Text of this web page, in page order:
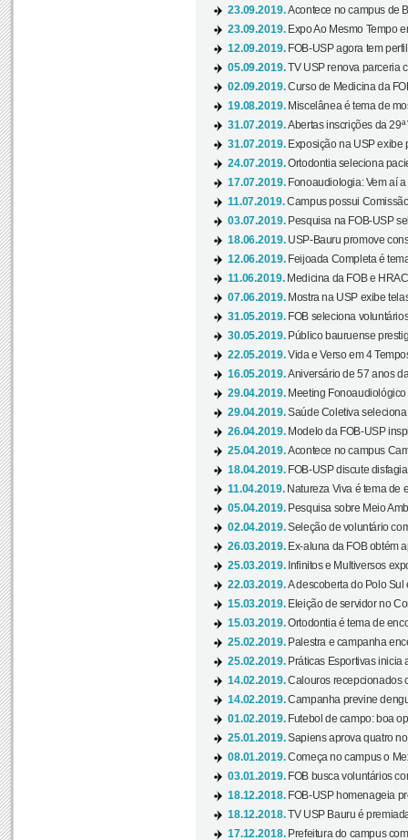
23.09.2019.Acontece no campus de
23.09.2019. Expo Ao Mesmo Tempo
12.09.2019. FOB-USP agora tem
05.09.2019.TV USP renova parceria
02.09.2019.Curso de Medicina da
19.08.2019. Miscelânea é tema de
31.07.2019.Abertas inscrições da 29ª
31.07.2019. Exposição na USP exibe
24.07.2019.Ortodontia seleciona
17.07.2019. Fonoaudiologia: Vem aí
11.07.2019.Campus possui
03.07.2019. Pesquisa na FOB-USP
18.06.2019. USP-Bauru promove
12.06.2019. Feijoada Completa é
11.06.2019. Medicina da FOB e
07.06.2019. Mostra na USP exibe
31.05.2019. FOB seleciona
30.05.2019. Público bauruense
22.05.2019.Vida e Verso em 4
16.05.2019.Aniversário de 57 anos
29.04.2019. Meeting
29.04.2019.Saúde Coletiva
26.04.2019. Modelo da FOB-USP
25.04.2019.Acontece no campus
18.04.2019. FOB-USP discute
11.04.2019. Natureza Viva é tema de
05.04.2019. Pesquisa sobre Meio
02.04.2019.Seleção de voluntário
26.03.2019. Ex-aluna da FOB obtém
25.03.2019. Infinitos e Multiversos
22.03.2019.A descoberta do Polo Sul
15.03.2019. Eleição de servidor no
15.03.2019.Ortodontia é tema de
25.02.2019. Palestra e campanha
25.02.2019. Práticas Esportivas inicia
14.02.2019.Calouros recepcionados
14.02.2019.Campanha previne
01.02.2019. Futebol de campo: boa
25.01.2019.Sapiens aprova quatro
08.01.2019.Começa no campus o
03.01.2019. FOB busca voluntários
18.12.2018. FOB-USP homenageia
18.12.2018.TV USP Bauru é
17.12.2018. Prefeitura do campus